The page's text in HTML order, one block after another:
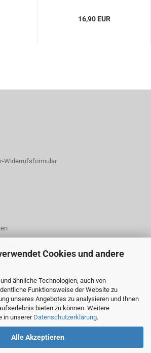
Cookies und andere
ähnliche Technologien, auch von
Funktionsweise der Website zu
unseres Angebotes zu analysieren und Ihnen
bieten zu können. Weitere
in unserer Datenschutzerklärung.
Alle Akzeptieren
16,90 EUR
Widerrufsformular